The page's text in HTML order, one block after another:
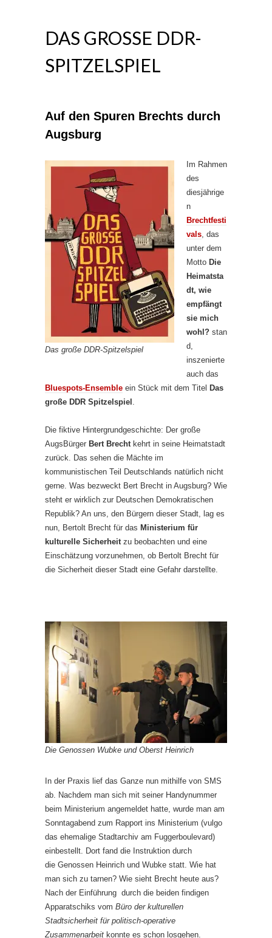
DAS GROSSE DDR-S
PITZELSPIEL
Auf den Spuren Brechts durch
Augsburg
Das große DDR-Spitzelspiel
Im Rahmen
des
diesjährige
n
Brechtfesti
vals , das
unter dem
Motto Die
Heimatsta
dt, wie
empfängt
sie mich
wohl? stan
d,
inszenierte
auch das
Bluespots-Ensemble ein Stück mit dem Titel Das
große DDR Spitzelspiel
Die fiktive Hintergrundgeschichte: Der große
AugsBürger Bert Brecht kehrt in seine Heimatstadt
zurück. Das sehen die Mächte im
kommunistischen Teil Deutschlands natürlich nicht
gerne. Was bezweckt Bert Brecht in Augsburg? Wie
steht er wirklich zur Deutschen Demokratischen
Republik? An uns, den Bürgern dieser Stadt, lag es
nun, Bertolt Brecht für das Ministerium für
kulturelle Sicherheit zu beobachten und eine
Einschätzung vorzunehmen, ob Bertolt Brecht für
die Sicherheit dieser Stadt eine Gefahr darstellte.
Die Genossen Wubke und Oberst Heinrich
In der Praxis lief das Ganze nun mithilfe von SMS
ab. Nachdem man sich mit seiner Handynummer
beim Ministerium angemeldet hatte, wurde man am
Sonntagabend zum Rapport ins Ministerium (vulgo
das ehemalige Stadtarchiv am Fuggerboulevard)
einbestellt. Dort fand die Instruktion durch
die Genossen Heinrich und Wubke statt. Wie hat
man sich zu tarnen? Wie sieht Brecht heute aus?
Nach der Einführung durch die beiden findigen
Apparatschiks vom Büro der kulturellen
Stadtsicherheit für politisch-operative
Zusammenarbeit konnte es schon losgehen.